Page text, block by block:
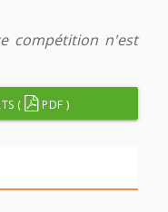
compétition n'est
( PDF )